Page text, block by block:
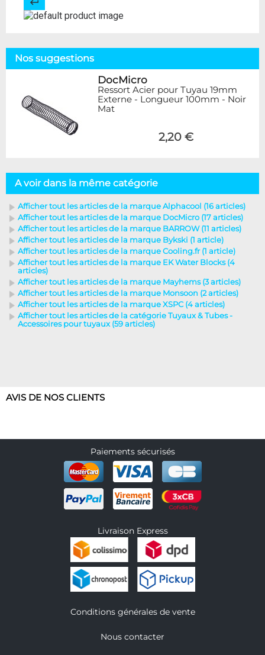
Nos suggestions
DocMicro
Ressort Acier pour Tuyau 19mm
Externe - Longueur 100mm - Noir
Mat
2,20 €
A voir dans la même catégorie
Afficher tout les articles de la marque Alphacool (16 articles)
Afficher tout les articles de la marque DocMicro (17 articles)
Afficher tout les articles de la marque BARROW (11 articles)
Afficher tout les articles de la marque Bykski (1 article)
Afficher tout les articles de la marque Cooling.fr (1 article)
Afficher tout les articles de la marque EK Water Blocks (4
articles)
Afficher tout les articles de la marque Mayhems (3 articles)
Afficher tout les articles de la marque Monsoon (2 articles)
Afficher tout les articles de la marque XSPC (4 articles)
Afficher tout les articles de la catégorie Tuyaux & Tubes -
Accessoires pour tuyaux (59 articles)
AVIS DE NOS CLIENTS
Paiements sécurisés
Livraison Express
Conditions générales de vente
Nous contacter